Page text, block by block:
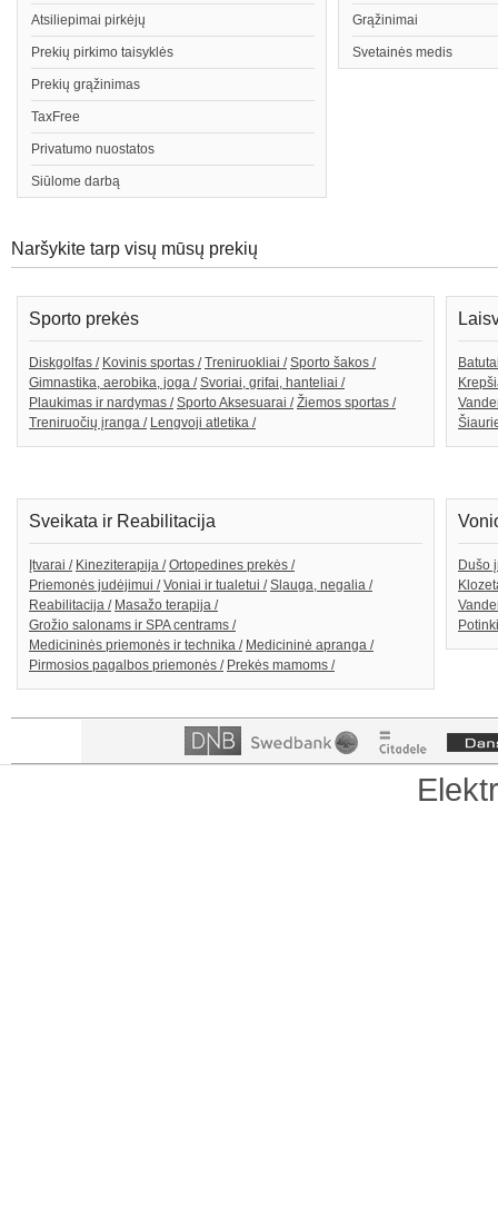
Atsiliepimai pirkėjų
Prekių pirkimo taisyklės
Prekių grąžinimas
TaxFree
Privatumo nuostatos
Siūlome darbą
Grąžinimai
Svetainės medis
Naršykite tarp visų mūsų prekių
Sporto prekės
Diskgolfas / Kovinis sportas / Treniruokliai / Sporto šakos /
Gimnastika, aerobika, joga / Svoriai, grifai, hanteliai /
Plaukimas ir nardymas / Sporto Aksesuarai / Žiemos sportas /
Treniruočių įranga / Lengvoji atletika /
Sveikata ir Reabilitacija
Įtvarai / Kineziterapija / Ortopedines prekės /
Priemonės judėjimui / Voniai ir tualetui / Slauga, negalia /
Reabilitacija / Masažo terapija /
Grožio salonams ir SPA centrams /
Medicininės priemonės ir technika / Medicininė apranga /
Pirmosios pagalbos priemonės / Prekės mamoms /
Dušo